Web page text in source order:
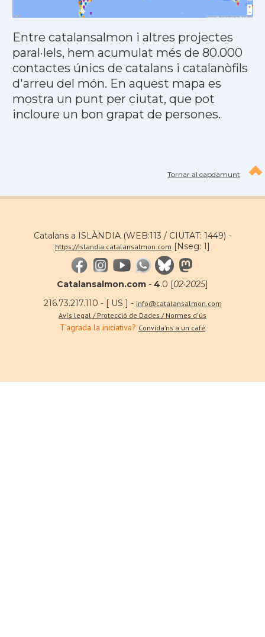
Entre catalansalmon i altres projectes
paral·lels, hem acumulat més de 80.000
contactes únics de catalans i catalanòfils
d'arreu del món. En aquest mapa es
mostra un punt per ciutat, que pot
incloure un bon grapat de persones.
Tornar al capdamunt
Catalans a ISLÀNDIA (WEB:113 / CIUTAT: 1449) -
https://Islandia.catalansalmon.com [Nseg: 1]
Catalansalmon.com - 4.0 [02·2025]
216.73.217.110 - [ US ] - info@catalansalmon.com
Avís legal / Protecció de Dades / Normes d'ús
T'agrada la iniciativa? Convida'ns a un café